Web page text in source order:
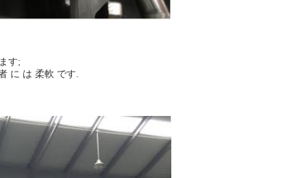
す;
に は 柔軟 です.